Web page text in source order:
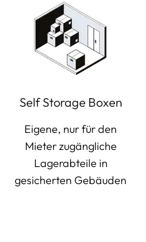
Self Storage Boxen
Eigene, nur für den
Mieter zugängliche
Lagerabteile in
gesicherten Gebäuden